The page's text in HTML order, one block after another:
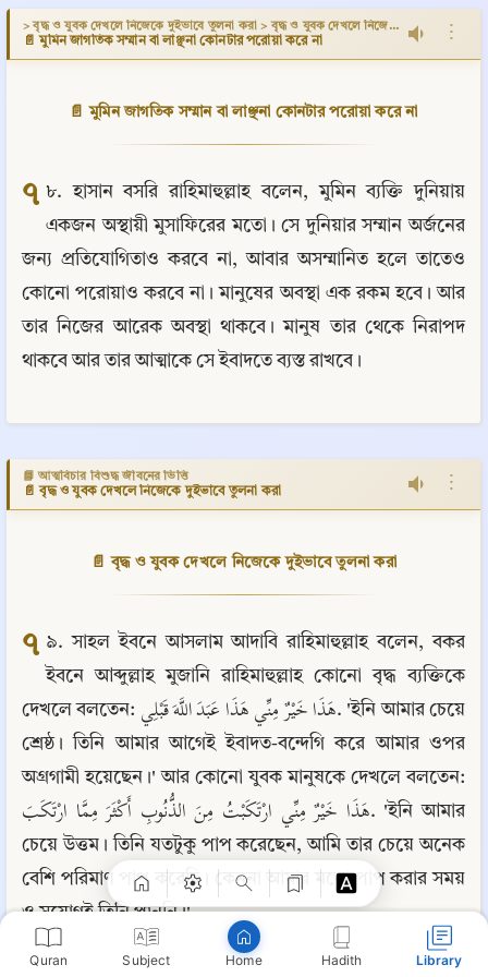
Quran Subject Home Hadith Library
> বৃদ্ধ ও যুবক দেখলে নিজেকে দুইভাবে তুলনা করা > বৃদ্ধ ও যুবক দেখলে নিজেকে দুইভাবে তুলনা করা
📄 মুমিন জাগতিক সম্মান বা লাঞ্ছনা কোনটার পরোয়া করে না ⋮
📄 মুমিন জাগতিক সম্মান বা লাঞ্ছনা কোনটার পরোয়া করে না
৭ ৮. হাসান বসরি রাহিমাহুল্লাহ বলেন, মুমিন ব্যক্তি দুনিয়ায়
একজন অস্থায়ী মুসাফিরের মতো। সে দুনিয়ার সম্মান অর্জনের
জন্য প্রতিযোগিতাও করবে না, আবার অসম্মানিত হলে তাতেও
কোনো পরোয়াও করবে না। মানুষের অবস্থা এক রকম হবে। আর
তার নিজের আরেক অবস্থা থাকবে। মানুষ তার থেকে নিরাপদ
থাকবে আর তার আত্মাকে সে ইবাদতে ব্যস্ত রাখবে।
📘 আত্মবিচার বিশুদ্ধ জীবনের ভিত্তি
📄 বৃদ্ধ ও যুবক দেখলে নিজেকে দুইভাবে তুলনা করা ⋮
📄 বৃদ্ধ ও যুবক দেখলে নিজেকে দুইভাবে তুলনা করা
৭ ৯. সাহল ইবনে আসলাম আদাবি রাহিমাহুল্লাহ বলেন, বকর
ইবনে আব্দুল্লাহ মুজানি রাহিমাহুল্লাহ কোনো বৃদ্ধ ব্যক্তিকে
দেখলে বলতেন: هَذَا خَيْرٌ مِنِّي هَذَا عَبَدَ اللَّهَ قَبْلِي. 'ইনি আমার চেয়ে
শ্রেষ্ঠ। তিনি আমার আগেই ইবাদত-বন্দেগি করে আমার ওপর
অগ্রগামী হয়েছেন।' আর কোনো যুবক মানুষকে দেখলে বলতেন:
هَذَا خَيْرٌ مِنِّي ارْتَكَبْتُ مِنَ الذُّنُوبِ أَكْثَرَ مِمَّا ارْتَكَبَ. 'ইনি আমার
চেয়ে উত্তম। তিনি যতটুকু পাপ করেছেন, আমি তার চেয়ে অনেক
বেশি পরিমাণ পাপ করেছি। কেননা আমার মতো পাপ করার সময়
ও সুযোগই তিনি পাননি।'
Copy